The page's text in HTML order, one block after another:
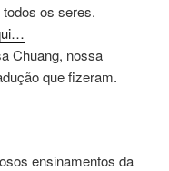
os seres.
Chuang, nossa
que fizeram.
ensinamentos da